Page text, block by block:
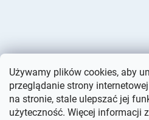
Używamy plików cookies, aby
przeglądanie strony
na stronie, stale ulepszać jej
użyteczność. Więcej informacji